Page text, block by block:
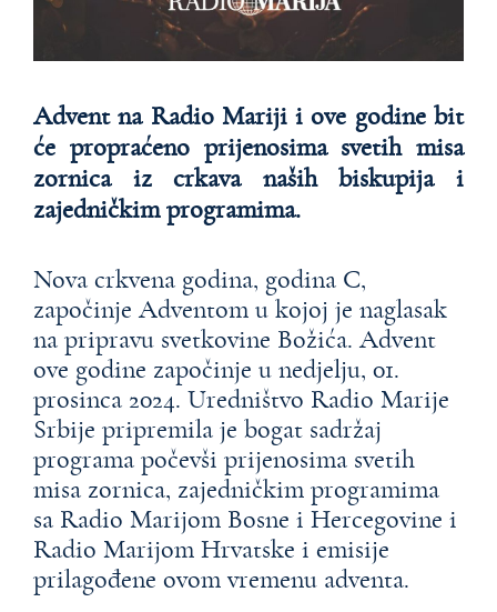
Advent na Radio Mariji i ove godine bit
će propraćeno prijenosima svetih misa
zornica iz crkava naših biskupija i
zajedničkim programima.
Nova crkvena godina, godina C,
započinje Adventom u kojoj je naglasak
na pripravu svetkovine Božića. Advent
ove godine započinje u nedjelju, 01.
prosinca 2024. Uredništvo Radio Marije
Srbije pripremila je bogat sadržaj
programa počevši prijenosima svetih
misa zornica, zajedničkim programima
sa Radio Marijom Bosne i Hercegovine i
Radio Marijom Hrvatske i emisije
prilagođene ovom vremenu adventa.